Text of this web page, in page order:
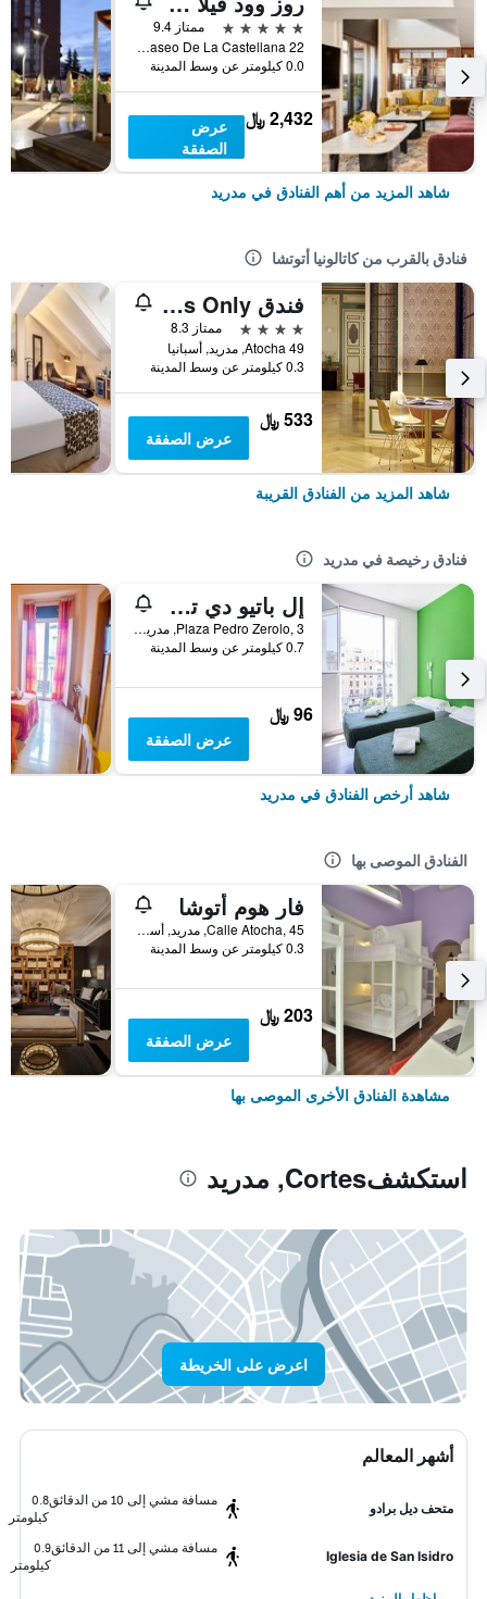
5 نجوم
ممتاز 9.4
Paseo De La Castellana 22, مدريد, أسبانيا
0.0 كيلومتر عن وسط المدينة
2,432 ﷼
عرض
الصفقة
شاهد المزيد من أهم الفنادق في مدريد
فنادق بالقرب من كاتالونيا أتوتشا
فندق Axel Madrid - Adults Only
4 نجوم
ممتاز 8.3
Atocha 49, مدريد, أسبانيا
0.3 كيلومتر عن وسط المدينة
533 ﷼
عرض الصفقة
شاهد المزيد من الفنادق القريبة
فنادق رخيصة في مدريد
إل باتيو دي تشويكا - هوستل
Plaza Pedro Zerolo, 3, مدريد, أسبانيا
0.7 كيلومتر عن وسط المدينة
96 ﷼
عرض الصفقة
شاهد أرخص الفنادق في مدريد
الفنادق الموصى بها
فار هوم أتوشا
Calle Atocha, 45, مدريد, أسبانيا
0.3 كيلومتر عن وسط المدينة
203 ﷼
عرض الصفقة
مشاهدة الفنادق الأخرى الموصى بها
استكشفCortes, مدريد
اعرض على الخريطة
أشهر المعالم
متحف ديل برادو
مسافة مشي إلى 10 من الدقائق
0.8
كيلومتر
Iglesia de San Isidro
مسافة مشي إلى 11 من الدقائق
0.9
كيلومتر